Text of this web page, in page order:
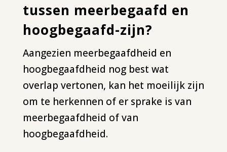
tussen meerbegaafd en
hoogbegaafd-zijn?
Aangezien meerbegaafdheid en
hoogbegaafdheid nog best wat
overlap vertonen, kan het moeilijk zijn
om te herkennen of er sprake is van
meerbegaafdheid of van
hoogbegaafdheid.